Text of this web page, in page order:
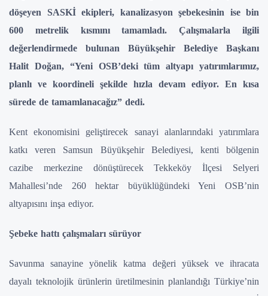
döşeyen SASKİ ekipleri, kanalizasyon şebekesinin ise bin
600 metrelik kısmını tamamladı. Çalışmalarla ilgili
değerlendirmede bulunan Büyükşehir Belediye Başkanı
Halit Doğan, “Yeni OSB’deki tüm altyapı yatırımlarımız,
planlı ve koordineli şekilde hızla devam ediyor. En kısa
sürede de tamamlanacağız” dedi.
Kent ekonomisini geliştirecek sanayi alanlarındaki yatırımlara
katkı veren Samsun Büyükşehir Belediyesi, kenti bölgenin
cazibe merkezine dönüştürecek Tekkeköy İlçesi Selyeri
Mahallesi’nde 260 hektar büyüklüğündeki Yeni OSB’nin
altyapısını inşa ediyor.
Şebeke hattı çalışmaları sürüyor
Savunma sanayine yönelik katma değeri yüksek ve ihracata
dayalı teknolojik ürünlerin üretilmesinin planlandığı Türkiye’nin